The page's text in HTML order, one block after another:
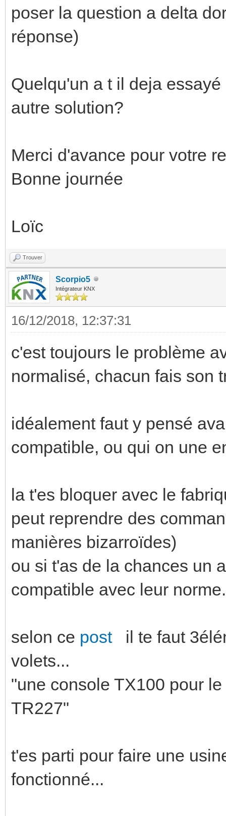
poser la question a delta
réponse)
Quelqu'un a t il deja
autre solution?
Merci d'avance pour votre
Bonne journée
Loïc
Trouver
Scorpio5
Intégrateur KNX
16/12/2018, 12:37:31
c'est toujours le problème
normalisé, chacun fais son
idéalement faut y pensé
compatible, ou qui on une
la t'es bloquer avec le
peut reprendre des
manières bizarroïdes)
ou si t'as de la chances un
compatible avec leur
selon ce post
il te faut
volets...
"une console TX100 pour
TR227"
t'es parti pour faire une
fonctionné...